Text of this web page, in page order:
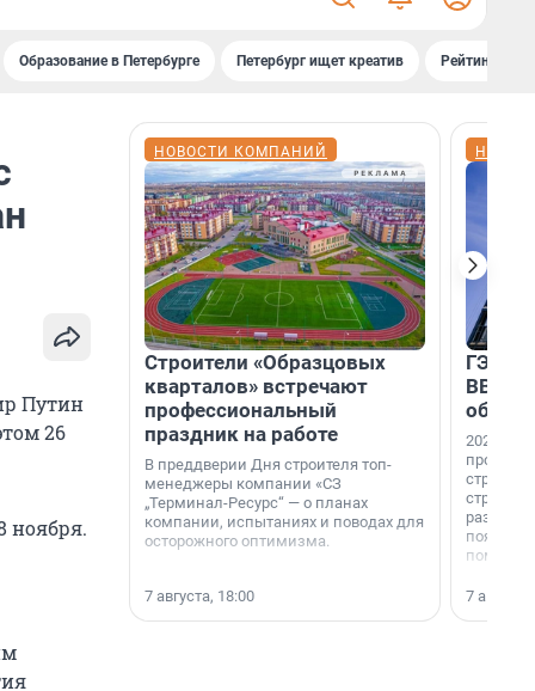
Образование в Петербурге Петербург ищет креатив Рейтинги
Путин
26
ноября.
НОВОСТИ КОМПАНИЙ
Строители «Образцовых
кварталов» встречают
профессиональный
праздник на работе
В преддверии Дня строителя топ-
менеджеры компании «СЗ
„Терминал-Ресурс“ — о планах
компании, испытаниях и поводах для
осторожного оптимизма.
7 августа, 18:00
ГЭС,
ВВП: в
об
2026-й —
раз. В
7